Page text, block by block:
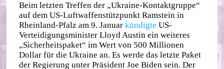
Beim letzten Treffen der „Ukraine-Kontaktgruppe“
auf dem US-Luftwaffenstützpunkt Ramstein in
Rheinland-Pfalz am 9. Januarkündigte US-
Verteidigungsminister Lloyd Austin ein weiteres
„Sicherheitspaket“ im Wert von 500 Millionen
Dollar für die Ukraine an. Es werde das letzte Paket
der Regierung unter Präsident Joe Biden sein. Der